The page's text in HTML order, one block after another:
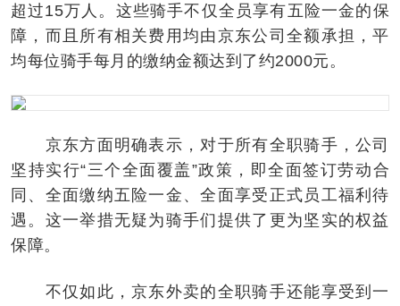
超过15万人。这些骑手不仅全员享有五险一金的保
障，而且所有相关费用均由京东公司全额承担，平
均每位骑手每月的缴纳金额达到了约2000元。
京东方面明确表示，对于所有全职骑手，公司
坚持实行“三个全面覆盖”政策，即全面签订劳动合
同、全面缴纳五险一金、全面享受正式员工福利待
遇。这一举措无疑为骑手们提供了更为坚实的权益
保障。
不仅如此，京东外卖的全职骑手还能享受到一